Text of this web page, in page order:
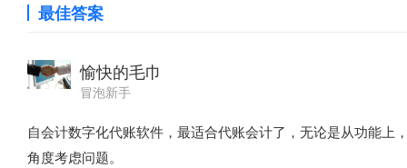
最佳答案
愉快的毛巾
冒泡新手
自会计数字化代账软件，最适合代账会计了，无论是从功能
角度考虑问题。